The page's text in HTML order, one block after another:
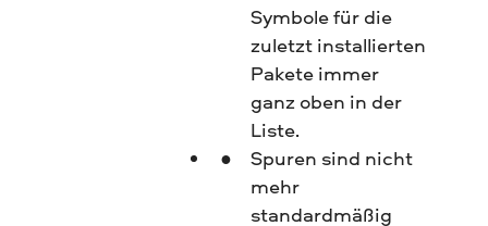
Symbole für die
zuletzt installierten
Pakete immer
ganz oben in der
Liste.
Spuren sind nicht
mehr
standardmäßig